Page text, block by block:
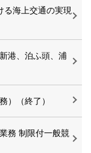
海上交通の実現
港、泊ふ頭、浦
）（終了）
務 制限付一般競